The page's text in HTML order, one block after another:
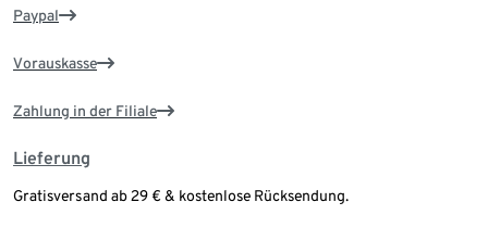
Paypal
Vorauskasse
Zahlung in der Filiale
Lieferung
Gratisversand ab 29 € & kostenlose Rücksendung.